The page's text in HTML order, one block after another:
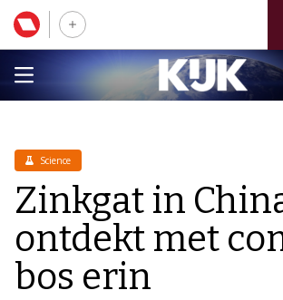
Science
Zinkgat in
ontdekt met
bos erin